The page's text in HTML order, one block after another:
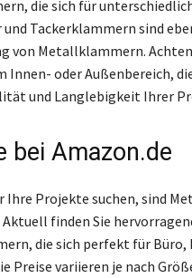
die sich für
Tackerklammern sind
von Metallklammern.
Innen- oder Außenbereich,
und Langlebigkeit Ihrer
bei Amazon.de
Ihre Projekte suchen, sind
finden Sie
die sich perfekt für Büro,
Preise variieren je nach